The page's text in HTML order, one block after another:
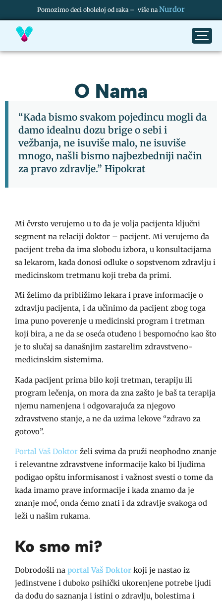
Pomozimo deci oboleloj od raka – više na Nurdor
O Nama
“Kada bismo svakom pojedincu mogli da
damo idealnu dozu brige o sebi i
vežbanja, ne isuviše malo, ne isuviše
mnogo, našli bismo najbezbedniji način
za pravo zdravlje.” Hipokrat
Mi čvrsto verujemo u to da je volja pacijenta ključni
segment na relaciji doktor – pacijent. Mi verujemo da
pacijent treba da ima slobodu izbora, u konsultacijama
sa lekarom, kada donosi odluke o sopstvenom zdravlju i
medicinskom tretmanu koji treba da primi.
Mi želimo da približimo lekara i prave informacije o
zdravlju pacijenta, i da učinimo da pacijent zbog toga
ima puno poverenje u medicinski program i tretman
koji bira, a ne da se oseća otuđeno i bespomoćno kao što
je to slučaj sa današnjim zastarelim zdravstveno-
medicinskim sistemima.
Kada pacijent prima bilo koji tretman, terapiju ili
program lečenja, on mora da zna zašto je baš ta terapija
njemu namenjena i odgovarajuća za njegovo
zdravstveno stanje, a ne da uzima lekove “zdravo za
gotovo”.
Portal Vaš Doktor želi svima da pruži neophodno znanje
i relevantne zdravstvene informacije kako bi ljudima
podigao opštu informisanost i važnost svesti o tome da
kada imamo prave informacije i kada znamo da je
znanje moć, onda ćemo znati i da zdravlje svakoga od
leži u našim rukama.
Ko smo mi?
Dobrodošli na portal Vaš Doktor koji je nastao iz
jedinstvene i duboko psihički ukorenjene potrebe ljudi
da dođu do saznanja i istini o zdravlju, bolestima i